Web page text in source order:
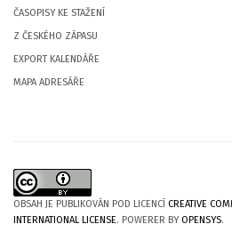
ČASOPISY KE STAŽENÍ
Z ČESKÉHO ZÁPASU
EXPORT KALENDÁŘE
MAPA ADRESÁŘE
OBSAH JE PUBLIKOVÁN POD LICENCÍ CREATIVE
INTERNATIONAL LICENSE. POWERER BYOPENSYS.